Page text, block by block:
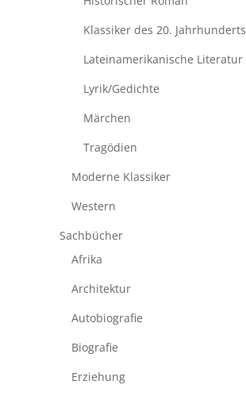
Klassiker des 20. Jahrhunderts
Lateinamerikanische Literatur
Lyrik/Gedichte
Märchen
Tragödien
Moderne Klassiker
Western
Sachbücher
Afrika
Architektur
Autobiografie
Biografie
Erziehung